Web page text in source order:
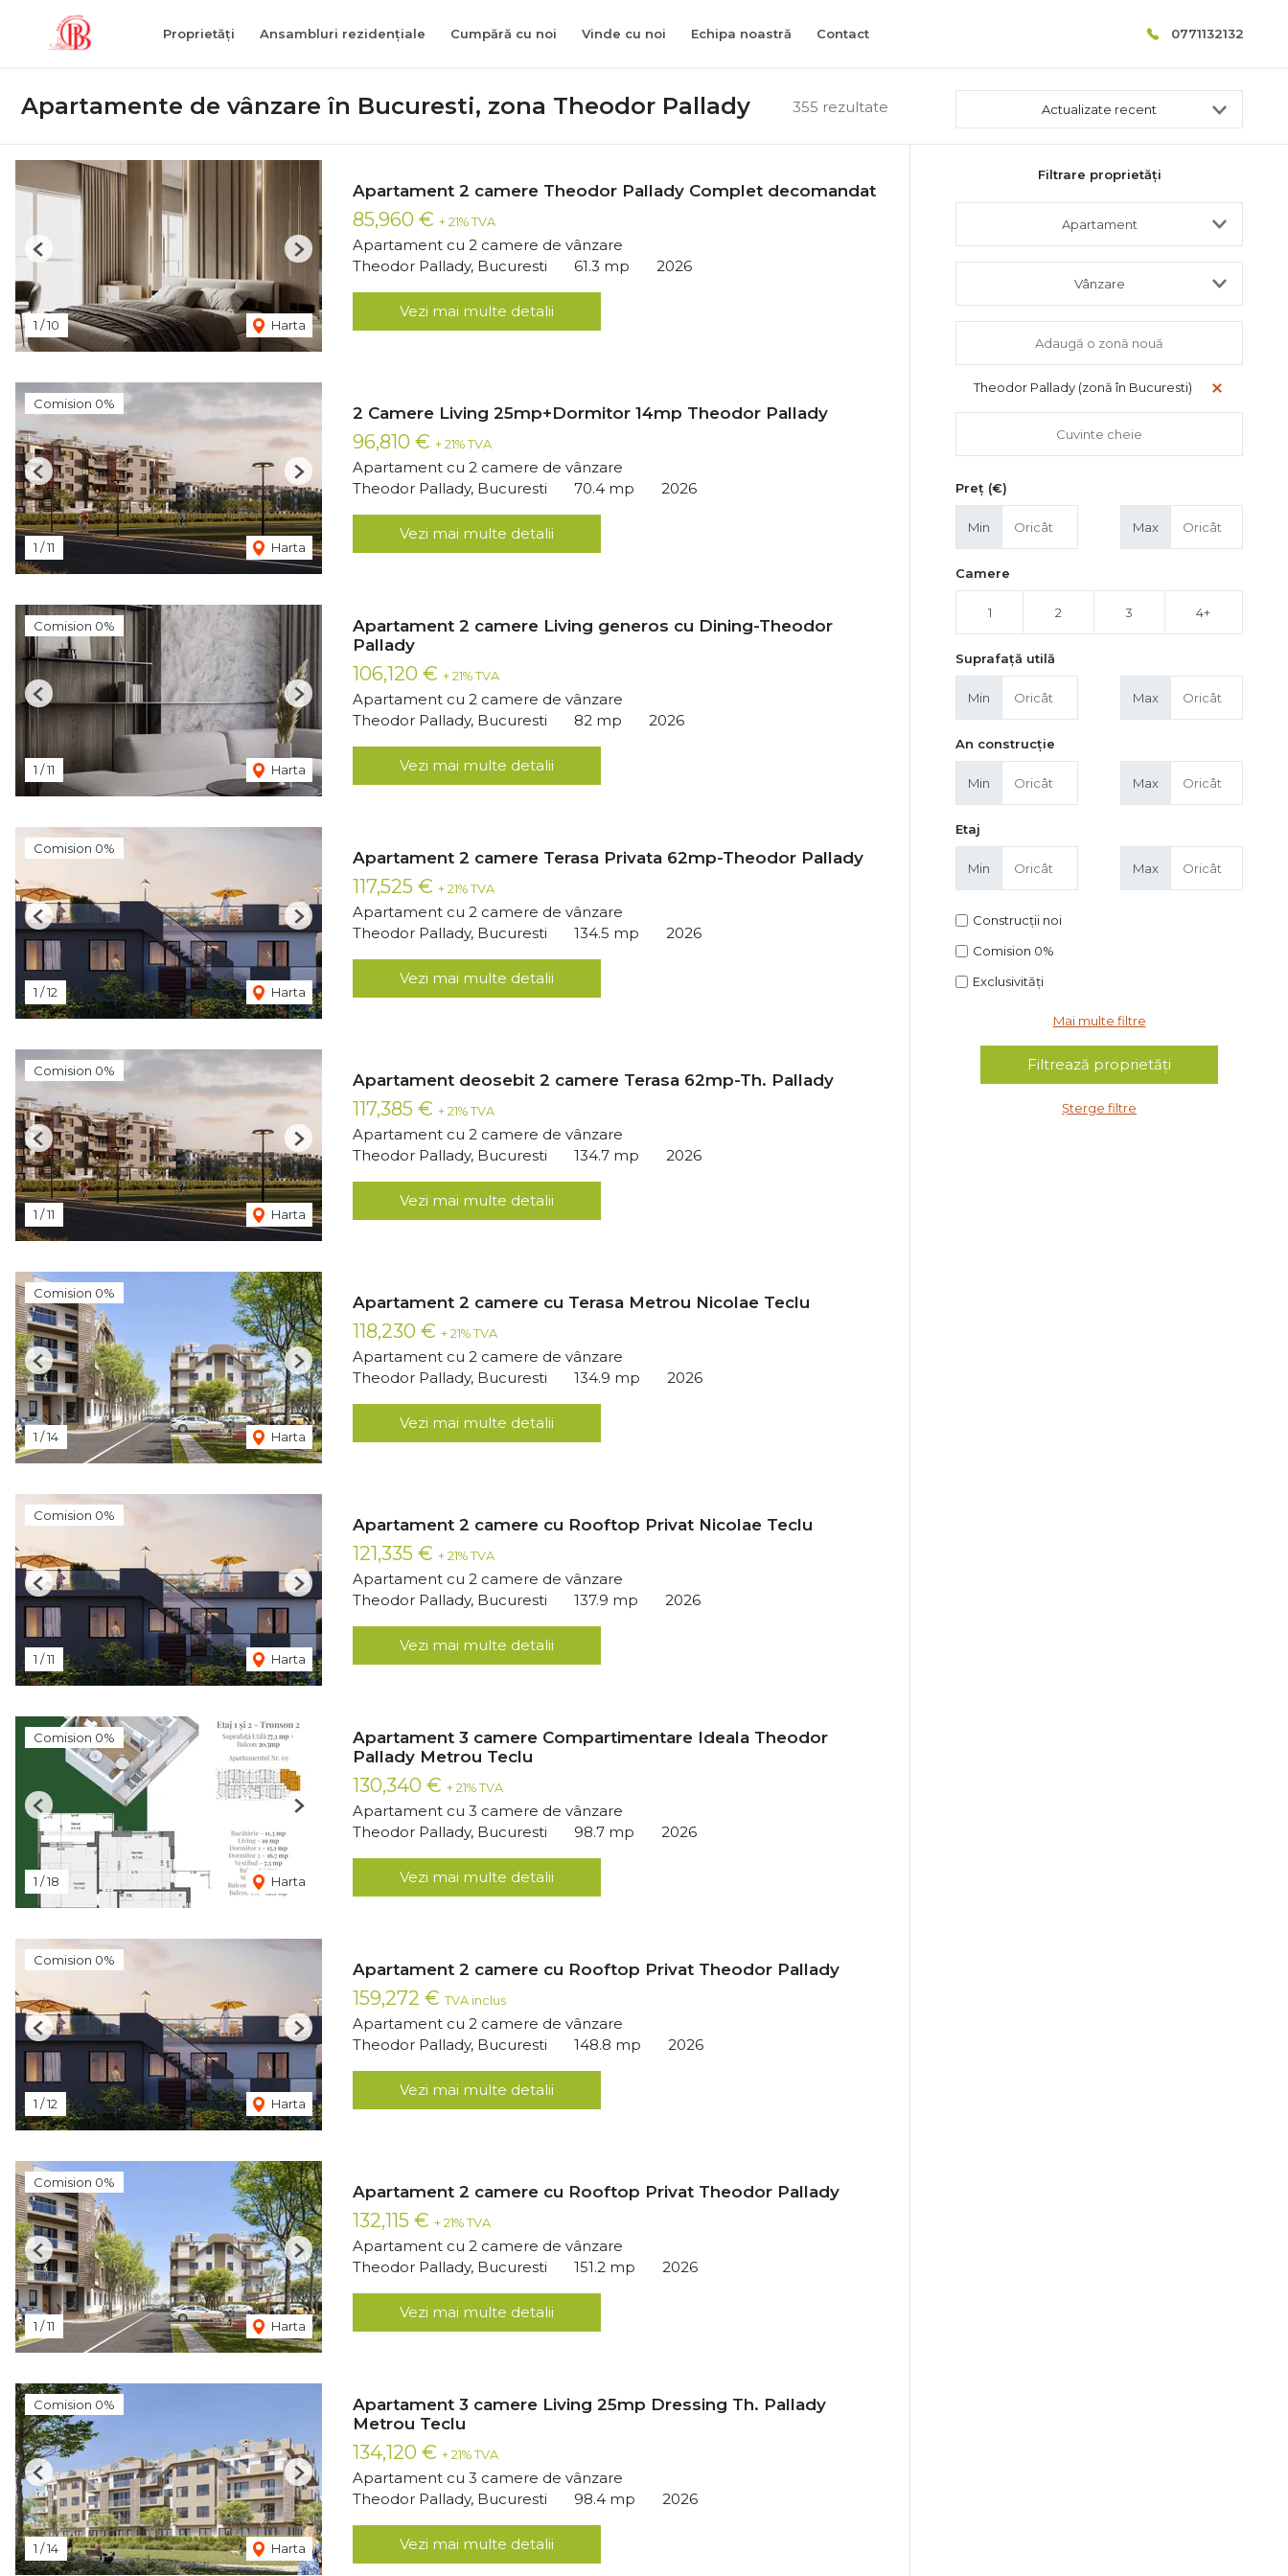
Proprietăți Ansambluri rezidențiale Cumpără cu noi Vinde cu noi Echipa noastră Contact 0771132132
355 rezultate
Apartamente de vânzare în Bucuresti, zona Theodor Pallady Actualizate recent
1 /10 Harta
Previous Next
Apartament 2 camere Theodor Pallady Complet decomandat
85,960 € + 21% TVA
Apartament cu 2 camere de vânzare
Theodor Pallady, Bucuresti
61.3 mp 2026
Vezi mai multe detalii
Comision 0%
1 /11 Harta
Previous Next
2 Camere Living 25mp+Dormitor 14mp Theodor Pallady
96,810 € + 21% TVA
Apartament cu 2 camere de vânzare
Theodor Pallady, Bucuresti
70.4 mp 2026
Vezi mai multe detalii
Comision 0%
1 /11 Harta
Previous Next
Apartament 2 camere Living generos cu Dining-Theodor
Pallady
106,120 € + 21% TVA
Apartament cu 2 camere de vânzare
Theodor Pallady, Bucuresti
82 mp 2026
Vezi mai multe detalii
Comision 0%
1 /12 Harta
Previous Next
Apartament 2 camere Terasa Privata 62mp-Theodor Pallady
117,525 € + 21% TVA
Apartament cu 2 camere de vânzare
Theodor Pallady, Bucuresti
134.5 mp 2026
Vezi mai multe detalii
Comision 0%
1 /11 Harta
Previous Next
Apartament deosebit 2 camere Terasa 62mp-Th. Pallady
117,385 € + 21% TVA
Apartament cu 2 camere de vânzare
Theodor Pallady, Bucuresti
134.7 mp 2026
Vezi mai multe detalii
Comision 0%
1 /14 Harta
Previous Next
Apartament 2 camere cu Terasa Metrou Nicolae Teclu
118,230 € + 21% TVA
Apartament cu 2 camere de vânzare
Theodor Pallady, Bucuresti
134.9 mp 2026
Vezi mai multe detalii
Comision 0%
1 /11 Harta
Previous Next
Apartament 2 camere cu Rooftop Privat Nicolae Teclu
121,335 € + 21% TVA
Apartament cu 2 camere de vânzare
Theodor Pallady, Bucuresti
137.9 mp 2026
Vezi mai multe detalii
Comision 0%
1 /18 Harta
Previous Next
Apartament 3 camere Compartimentare Ideala Theodor
Pallady Metrou Teclu
130,340 € + 21% TVA
Apartament cu 3 camere de vânzare
Theodor Pallady, Bucuresti
98.7 mp 2026
Vezi mai multe detalii
Comision 0%
1 /12 Harta
Previous Next
Apartament 2 camere cu Rooftop Privat Theodor Pallady
159,272 € TVA inclus
Apartament cu 2 camere de vânzare
Theodor Pallady, Bucuresti
148.8 mp 2026
Vezi mai multe detalii
Comision 0%
1 /11 Harta
Previous Next
Apartament 2 camere cu Rooftop Privat Theodor Pallady
132,115 € + 21% TVA
Apartament cu 2 camere de vânzare
Theodor Pallady, Bucuresti
151.2 mp 2026
Vezi mai multe detalii
Comision 0%
1 /14 Harta
Previous Next
Apartament 3 camere Living 25mp Dressing Th. Pallady
Metrou Teclu
134,120 € + 21% TVA
Apartament cu 3 camere de vânzare
Theodor Pallady, Bucuresti
98.4 mp 2026
Vezi mai multe detalii
Filtrare proprietăți
Apartament
Vânzare
Theodor Pallady (zonă în Bucuresti)
Preț (€)
Min Max
Camere
1 2 3 4+
Suprafață utilă
Min Max
An construcție
Min Max
Etaj
Min Max
Construcții noi
Comision 0%
Exclusivități
Mai multe filtre
Șterge filtre